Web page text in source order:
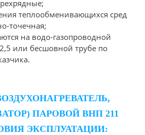
теплообменивающихся сред
точечная;
на водо-газопроводной
или бесшовной трубе по
ПАРОВОЙ ВНП 211
ЭКСПЛУАТАЦИИ: